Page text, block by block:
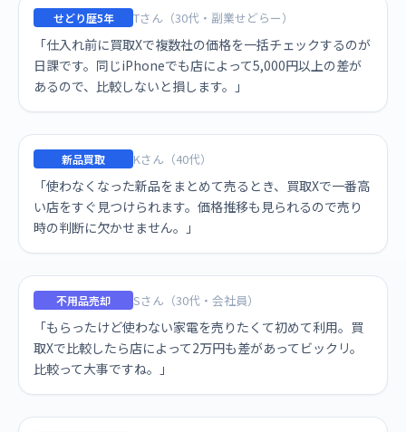
せどり歴5年 Tさん（30代・副業せどらー）
「仕入れ前に買取Xで複数社の価格を一括チェックするのが
日課です。同じiPhoneでも店によって5,000円以上の差が
あるので、比較しないと損します。」
新品買取 Kさん（40代）
「使わなくなった新品をまとめて売るとき、買取Xで一番高
い店をすぐ見つけられます。価格推移も見られるので売り
時の判断に欠かせません。」
不用品売却 Sさん（30代・会社員）
「もらったけど使わない家電を売りたくて初めて利用。買
取Xで比較したら店によって2万円も差があってビックリ。
比較って大事ですね。」